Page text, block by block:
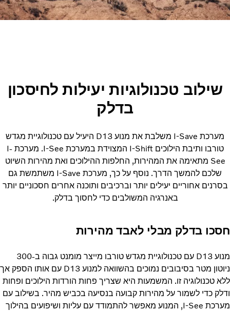
שילוב טכנולוגיות יעילות לחיסכון
בדלק
מערכת I-Save משלבת את מנוע D13 היעיל עם טכנולוגיית מגדש
טורבו ותיבת הילוכים I-Shift המצוידת במערכת I-See. מערכת I-
See מתאימה את המהירות, החלפות ההילוכים ואת מהירות השיוט
שלכם להמשך הדרך. נוסף על כך, מערכת I-Save משתמשת גם
בסרנים אחוריים יעילים יותר וברכיבים ותוכנה אחרים חסכוניים יותר
באנרגיה המשולבים כדי לחסוך בדלק.
חסכו בדלק מבלי לאבד מהירות
מנוע D13 עם טכנולוגיית מגדש טורבו מייצר מומנט גבוה ב-300
ניוטון מטר בסיבובים נמוכים בהשוואה למנוע D13 עם אותו הספק אך
ללא טכנולוגיה זו. המשמעות היא שצריך פחות הורדות הילוכים ופחות
ודלק כדי לשמור על מהירות קבועה בנסיעה בכביש מהיר. בשילוב עם
מערכת I-See, המנוע מאפשר להתמודד עם עליות ושיפועים בהילוך